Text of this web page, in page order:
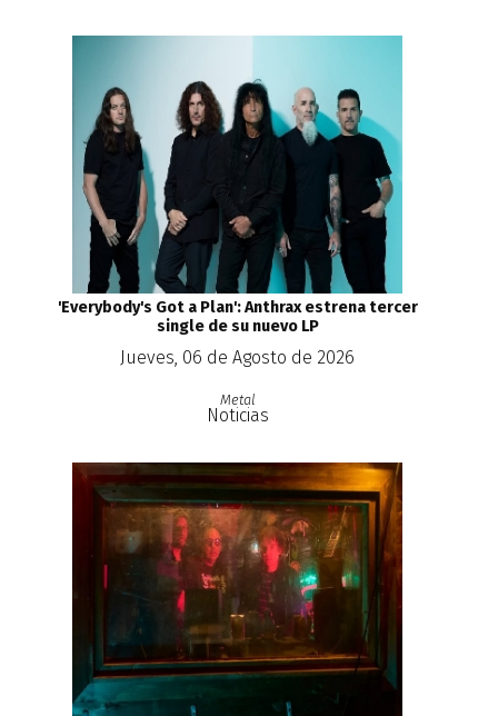
'Everybody's Got a Plan': Anthrax estrena tercer
single de su nuevo LP
Jueves, 06 de Agosto de 2026
Metal
Noticias